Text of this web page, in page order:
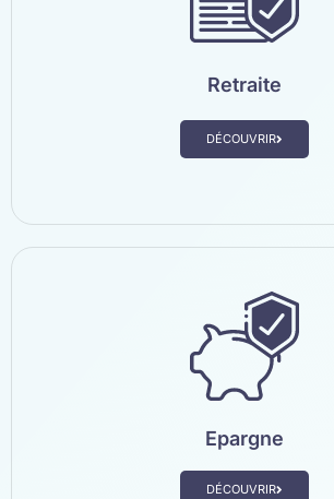
Retraite
DÉCOUVRIR
Epargne
DÉCOUVRIR